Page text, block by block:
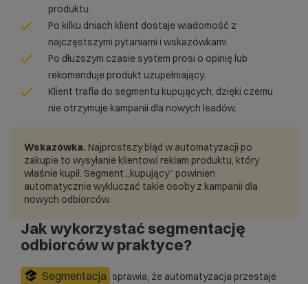
produktu.
Po kilku dniach klient dostaje wiadomość z
najczęstszymi pytaniami i wskazówkami.
Po dłuższym czasie system prosi o opinię lub
rekomenduje produkt uzupełniający.
Klient trafia do segmentu kupujących, dzięki czemu
nie otrzymuje kampanii dla nowych leadów.
Wskazówka. Najprostszy błąd w automatyzacji po
zakupie to wysyłanie klientowi reklam produktu, który
właśnie kupił. Segment „kupujący” powinien
automatycznie wykluczać takie osoby z kampanii dla
nowych odbiorców.
Jak wykorzystać segmentację
odbiorców w praktyce?
Segmentacja sprawia, że automatyzacja przestaje